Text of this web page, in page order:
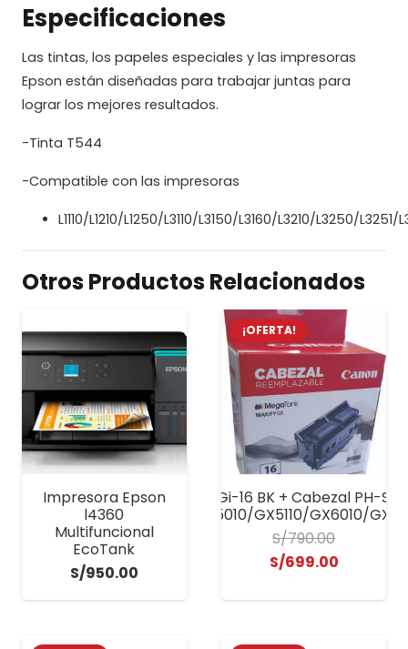
Especificaciones
Las tintas, los papeles especiales y las impresoras
Epson están diseñadas para trabajar juntas para
lograr los mejores resultados.
-Tinta T544
-Compatible con las impresoras
L1110/L1210/L1250/L3110/L3150/L3160/L3210/L3250/
Otros Productos Relacionados
Impresora Epson
l4360
Multifuncional
EcoTank
S/950.00
¡OFERTA!
Kit Canon Gi-16 BK + Cabezal PH-S
GX3010/GX4010/GX5010/GX5110/GX6010/
S/790.00
El
S/699.00El